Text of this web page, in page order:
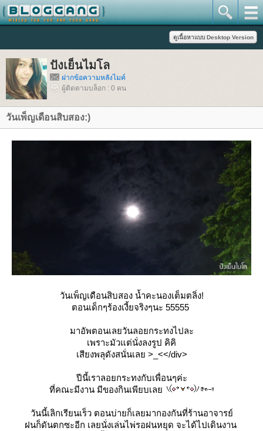
ปังเย็นไมโล
ฝากข้อความหลังไมค์
ผู้ติดตามบล็อก : 0 คน
วันเพ็ญเดือนสิบสอง:)
วันเพ็ญเดือนสิบสอง น้ำคะนองเต็มตลิ่ง!
ตอนเด็กๆร้องเงี้ยจริงๆนะ 55555
มาอัพตอนเลยวันลอยกระทงไปละ
เพราะมัวแต่นั่งลงรูป คิคิ
เสียงพลุดังสนั่นเลย >_<</div>
ปีนี้เราลอยกระทงกับเพื่อนๆค่ะ
ที่คณะมีงาน มีของกินเพียบเล
วันนี้เลิกเรียนเร็ว ตอนบ่ายก็เลยมากองกันที่ร้านอาจารย์
ฝนก็ดันตกซะอีก เลยนั่งเล่นไพ่รอฝนหยุด จะได้ไปเดินงาน